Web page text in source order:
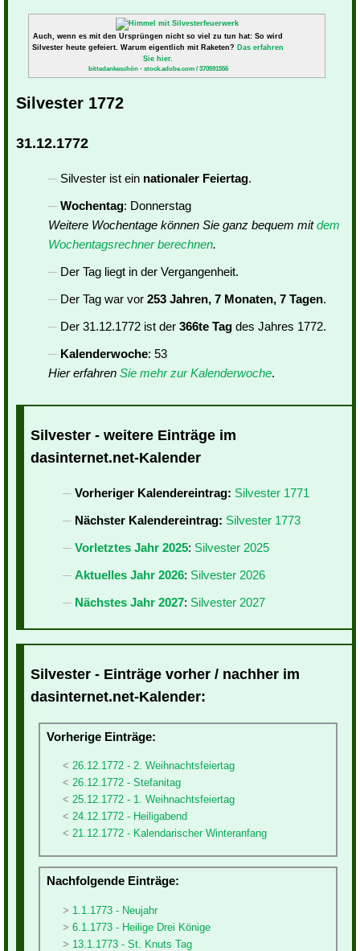
Auch, wenn es mit den Ursprüngen nicht so viel zu tun hat: So wird
Silvester heute gefeiert. Warum eigentlich mit Raketen? Das erfahren
Sie hier.
bittedankeschön - stock.adobe.com / 370591556
Silvester 1772
31.12.1772
Silvester ist ein nationaler Feiertag.
Wochentag: Donnerstag
Weitere Wochentage können Sie ganz bequem mitdem
Wochentagsrechner berechnen.
Der Tag liegt in der Vergangenheit.
Der Tag war vor 253 Jahren, 7 Monaten, 7 Tagen.
Der 31.12.1772 ist der 366te Tag des Jahres 1772.
Kalenderwoche: 53
Hier erfahren Sie mehr zur Kalenderwoche.
Silvester - weitere Einträge im
dasinternet.net-Kalender
Vorheriger Kalendereintrag: Silvester 1771
Nächster Kalendereintrag: Silvester 1773
Vorletztes Jahr 2025: Silvester 2025
Aktuelles Jahr 2026: Silvester 2026
Nächstes Jahr 2027: Silvester 2027
Silvester - Einträge vorher / nachher im
dasinternet.net-Kalender:
Vorherige Einträge:
26.12.1772 - 2. Weihnachtsfeiertag
26.12.1772 - Stefanitag
25.12.1772 - 1. Weihnachtsfeiertag
24.12.1772 - Heiligabend
21.12.1772 - Kalendarischer Winteranfang
Nachfolgende Einträge:
1.1.1773 - Neujahr
6.1.1773 - Heilige Drei Könige
13.1.1773 - St. Knuts Tag